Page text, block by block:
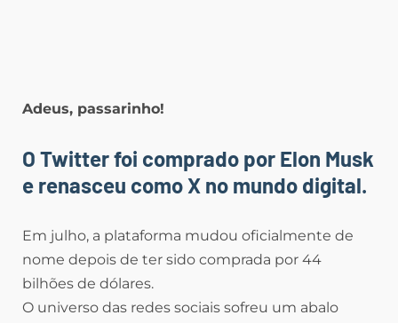
Adeus, passarinho!
O Twitterfoi comprado por Elon Musk
e renasceu comoX no mundo digital.
Em julho, a plataforma mudou oficialmente de
nome depois de ter sido comprada por 44
bilhões de dólares.
O universo das redes sociais sofreu um abalo